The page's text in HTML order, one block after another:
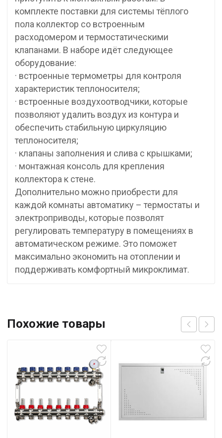
комплекте поставки для системы тёплого
пола коллектор со встроенным
расходомером и термостатическими
клапанами. В наборе идёт следующее
оборудование:
· встроенные термометры для контроля
характеристик теплоносителя;
· встроенные воздухоотводчики, которые
позволяют удалить воздух из контура и
обеспечить стабильную циркуляцию
теплоносителя;
· клапаны заполнения и слива с крышками;
· монтажная консоль для крепления
коллектора к стене.
Дополнительно можно приобрести для
каждой комнаты автоматику – термостаты и
электроприводы, которые позволят
регулировать температуру в помещениях в
автоматическом режиме. Это поможет
максимально экономить на отоплении и
поддерживать комфортный микроклимат.
Похожие товары